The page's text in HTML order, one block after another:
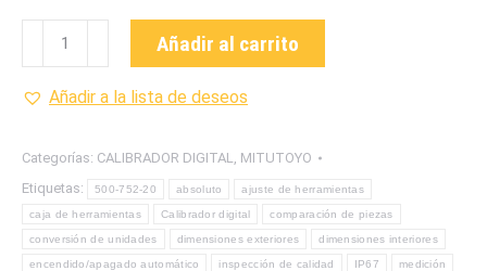
20
CON
Y
SIN
SALIDA
Añadir al carrito
Añadir a la lista de deseos
Categorías: CALIBRADOR DIGITAL, MITUTOYO
Etiquetas:
500-752-20 absoluto ajuste de herramientas
caja de herramientas Calibrador digital comparación de piezas
conversión de unidades dimensiones exteriores dimensiones interiores
encendido/apagado automático inspección de calidad IP67 medición